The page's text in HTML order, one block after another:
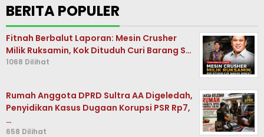
BERITA POPULER
Fitnah Berbalut Laporan: Mesin Crusher
Milik Ruksamin, Kok Dituduh Curi Barang S…
1068 Dilihat
Rumah Anggota DPRD Sultra AA Digeledah,
Penyidikan Kasus Dugaan Korupsi PSR Rp7,
…
658 Dilihat